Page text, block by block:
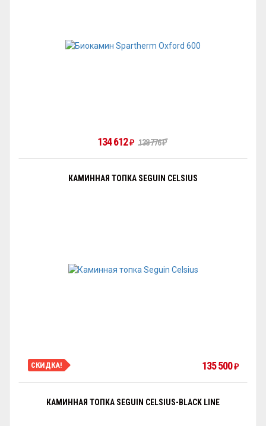
134 612₽ 138 776₽
КАМИННАЯ ТОПКА SEGUIN CELSIUS
СКИДКА! 135 500₽
КАМИННАЯ ТОПКА SEGUIN CELSIUS-BLACK LINE